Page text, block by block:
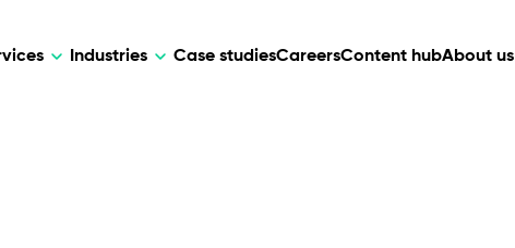
Industries Case studiesCareersContent hubAbout us